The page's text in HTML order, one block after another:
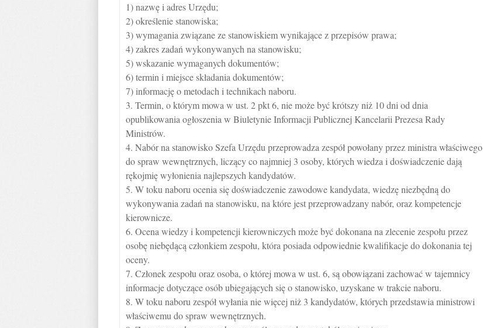
1) nazwę i adres Urzędu;
2) określenie stanowiska;
3) wymagania związane ze stanowiskiem wynikające z przepisów prawa;
4) zakres zadań wykonywanych na stanowisku;
5) wskazanie wymaganych dokumentów;
6) termin i miejsce składania dokumentów;
7) informację o metodach i technikach naboru.
3. Termin, o którym mowa w ust. 2 pkt 6, nie może być krótszy niż 10 dni od dnia
opublikowania ogłoszenia w Biuletynie Informacji Publicznej Kancelarii Prezesa Rady
Ministrów.
4. Nabór na stanowisko Szefa Urzędu przeprowadza zespół powołany przez ministra właściwego
do spraw wewnętrznych, liczący co najmniej 3 osoby, których wiedza i doświadczenie dają
rękojmię wyłonienia najlepszych kandydatów.
5. W toku naboru ocenia się doświadczenie zawodowe kandydata, wiedzę niezbędną do
wykonywania zadań na stanowisku, na które jest przeprowadzany nabór, oraz kompetencje
kierownicze.
6. Ocena wiedzy i kompetencji kierowniczych może być dokonana na zlecenie zespołu przez
osobę niebędącą członkiem zespołu, która posiada odpowiednie kwalifikacje do dokonania tej
oceny.
7. Członek zespołu oraz osoba, o której mowa w ust. 6, są obowiązani zachować w tajemnicy
informacje dotyczące osób ubiegających się o stanowisko, uzyskane w trakcie naboru.
8. W toku naboru zespół wyłania nie więcej niż 3 kandydatów, których przedstawia ministrowi
właściwemu do spraw wewnętrznych.